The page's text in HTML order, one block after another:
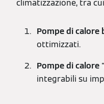
climatizzazione, tra
Pompe di calore
ottimizzati.
Pompe di calore
integrabili su